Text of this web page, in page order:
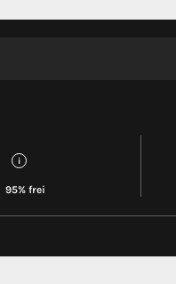
i
95% frei